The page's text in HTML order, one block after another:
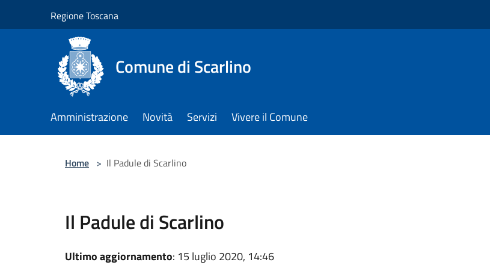
Regione Toscana
Comune di Scarlino
Amministrazione Novità Servizi Vivere il Comune
Home > Il Padule di Scarlino
Il Padule di Scarlino
Ultimo aggiornamento: 15 luglio 2020, 14:46